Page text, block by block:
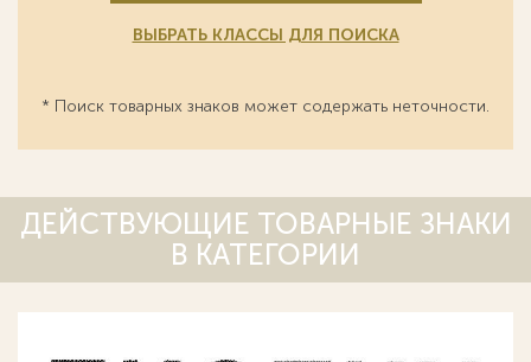
ВЫБРАТЬ КЛАССЫ ДЛЯ ПОИСКА
* Поиск товарных знаков может содержать неточности.
ДЕЙСТВУЮЩИЕ ТОВАРНЫЕ ЗНАКИ
В КАТЕГОРИИ